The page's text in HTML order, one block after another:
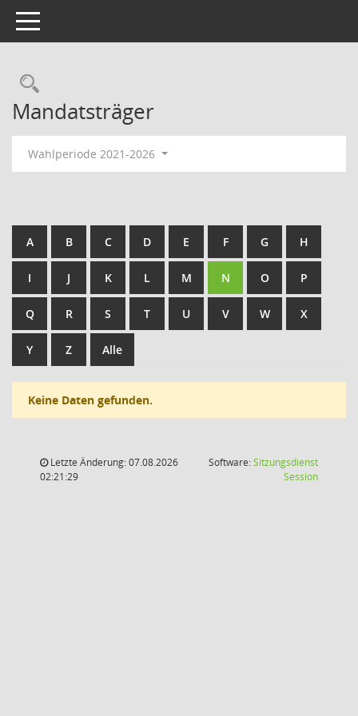
Toggle navigation
Rechercheauswahl
Mandatsträger
Wahlperiode 2021-2026
A B C D E F G H
I J K L M N O P
Q R S T U V W X
Y Z Alle
Keine Daten gefunden.
Letzte Änderung: 07.08.2026
02:21:29
Software:Sitzungsdienst
Session(Wird in